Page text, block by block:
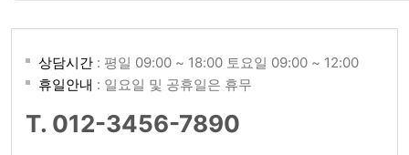
상담시간 : 평일 09:00 ~ 18:00 토요일 09:00 ~ 12:00
휴일안내 : 일요일 및 공휴일은 휴무
T. 012-3456-7890